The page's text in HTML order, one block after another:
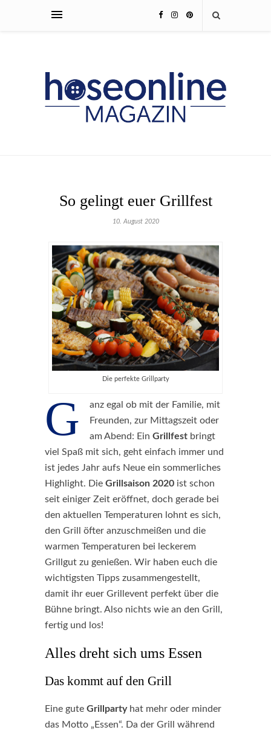
So gelingt euer Grillfest
10. August 2020
Die perfekte Grillparty
G
anz egal ob mit der Familie, mit
Freunden, zur Mittagszeit oder
am Abend: Ein Grillfest bringt
viel Spaß mit sich, geht einfach immer und
ist jedes Jahr aufs Neue ein sommerliches
Highlight. Die Grillsaison 2020 ist schon
seit einiger Zeit eröffnet, doch gerade bei
den aktuellen Temperaturen lohnt es sich,
den Grill öfter anzuschmeißen und die
warmen Temperaturen bei leckerem
Grillgut zu genießen. Wir haben euch die
wichtigsten Tipps zusammengestellt,
damit ihr euer Grillevent perfekt über die
Bühne bringt. Also nichts wie an den Grill,
fertig und los!
Alles dreht sich ums Essen
Das kommt auf den Grill
Eine gute Grillpartyhat mehr oder minder
das Motto „Essen“. Da der Grill während